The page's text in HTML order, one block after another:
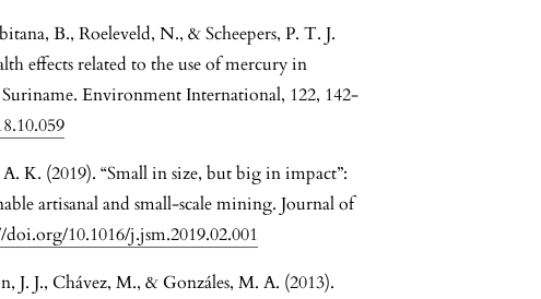
B., Roeleveld, N., & Scheepers, P. T. J.
effects related to the use of mercury in
Environment International, 122, 142-
K. (2019). “Small in size, but big in impact”:
artisanal and small-scale mining. Journal of
doi.org/10.1016/j.jsm.2019.02.001
J. J., Chávez, M., & Gonzáles, M. A. (2013).